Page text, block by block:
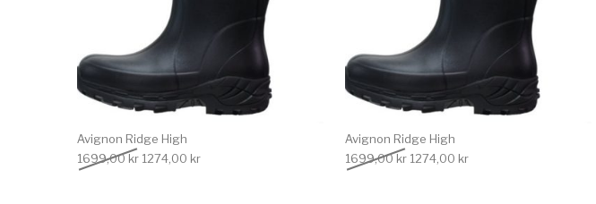
Avignon Ridge High
1699,00kr Det ursprungliga priset var: 1699,00 kr.
1274,00 krDet nuvarande priset är: 1274,00 kr.
Avignon Ridge High
1699,00kr Det ursprungliga priset var:
1274,00 krDet nuvarande priset